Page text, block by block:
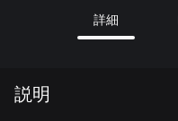
詳細
説明